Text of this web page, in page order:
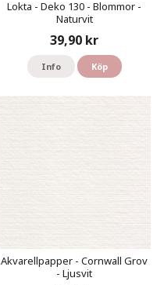
Lokta - Deko 130 - Blommor -
Naturvit
39,90 kr
Info Köp
Akvarellpapper - Cornwall Grov
- Ljusvit